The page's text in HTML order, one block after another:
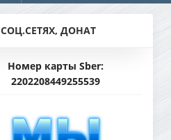
ДОНАТ
Номер карты Sber:
2202208449255539